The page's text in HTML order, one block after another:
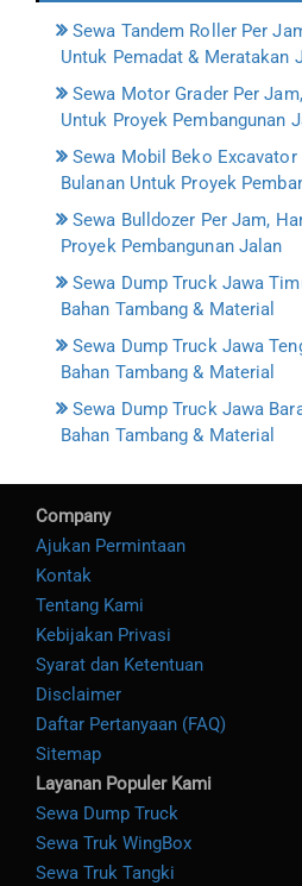
Sewa Tandem Roller Per
Untuk Pemadat & Meratakan
Sewa Motor Grader Per
Untuk Proyek Pembangunan
Sewa Mobil Beko Excavator
Bulanan Untuk Proyek
Sewa Bulldozer Per Jam,
Proyek Pembangunan Jalan
Sewa Dump Truck Jawa
Bahan Tambang & Material
Sewa Dump Truck Jawa
Bahan Tambang & Material
Sewa Dump Truck Jawa
Bahan Tambang & Material
Company
Ajukan Permintaan
Kontak
Tentang Kami
Kebijakan Privasi
Syarat dan Ketentuan
Disclaimer
Daftar Pertanyaan (FAQ)
Sitemap
Layanan Populer Kami
Sewa Dump Truck
Sewa Truk WingBox
Sewa Truk Tangki